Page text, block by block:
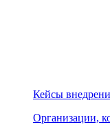
Кейсы
Организации,